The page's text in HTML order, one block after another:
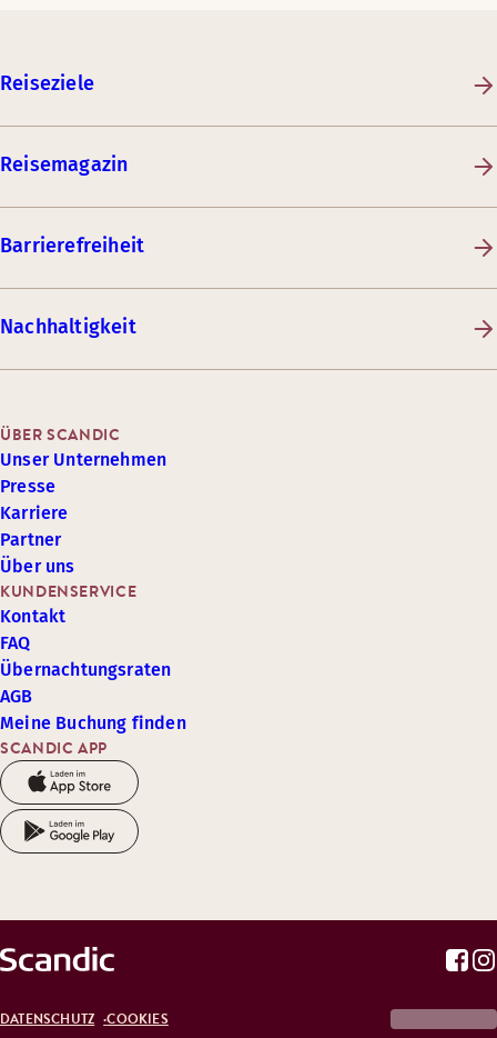
Reiseziele
Reisemagazin
Barrierefreiheit
Nachhaltigkeit
SCANDIC APP
KUNDENSERVICE
Kontakt
FAQ
Übernachtungsraten
AGB
Meine Buchung finden
ÜBER SCANDIC
Unser Unternehmen
Presse
Karriere
Partner
Über uns
DATENSCHUTZ COOKIES